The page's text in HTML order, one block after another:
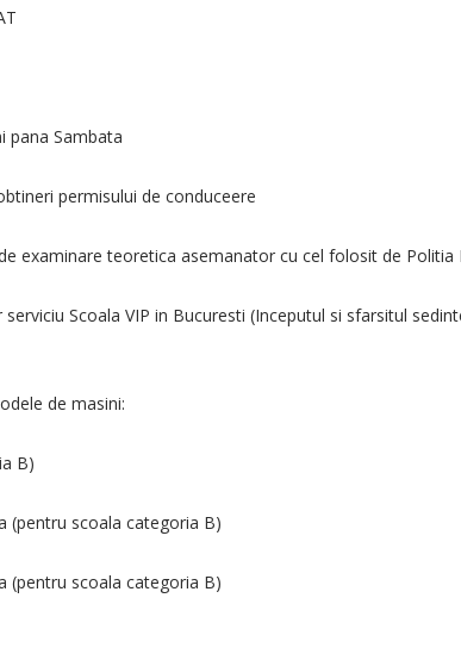
pana Sambata
permisului de conduceere
examinare teoretica asemanator cu cel folosit de Politia
Scoala VIP in Bucuresti (Inceputul si sfarsitul
de masini:
B)
(pentru scoala categoria B)
(pentru scoala categoria B)